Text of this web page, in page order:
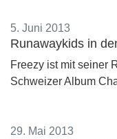
5. Juni 2013
Runawaykids in
Freezy ist mit seiner
Schweizer Album
29. Mai 2013